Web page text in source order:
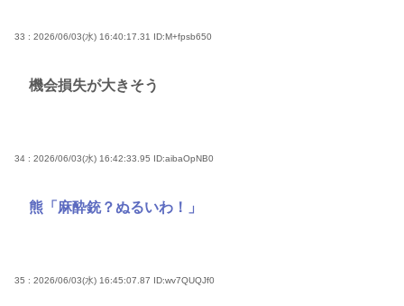
33 : 2026/06/03(水) 16:40:17.31 ID:M+fpsb650
機会損失が大きそう
34 : 2026/06/03(水) 16:42:33.95 ID:aibaOpNB0
熊「麻酔銃？ぬるいわ！」
35 : 2026/06/03(水) 16:45:07.87 ID:wv7QUQJf0